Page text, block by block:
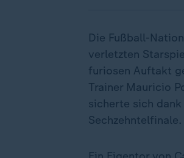
Die Fußball-
verletzten
furiosen Auftakt
Trainer Mauricio
sicherte sich
Sechzehntelfinale.